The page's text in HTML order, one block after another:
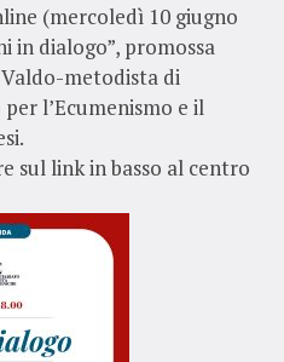
(mercoledì 10 giugno
in dialogo”, promossa
metodista di
l’Ecumenismo e il
sul link in basso al centro